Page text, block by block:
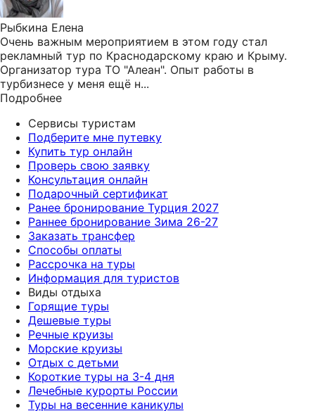
Рыбкина Елена
Очень важным мероприятием в этом году стал
рекламный тур по Краснодарскому краю и Крыму.
Организатор тура ТО "Алеан". Опыт работы в
турбизнесе у меня ещё н...
Подробнее
Сервисы туристам
Подберите мне путевку
Купить тур онлайн
Проверь свою заявку
Консультация онлайн
Подарочный сертификат
Ранее бронирование Турция 2027
Раннее бронирование Зима 26-27
Заказать трансфер
Способы оплаты
Рассрочка на туры
Информация для туристов
Виды отдыха
Горящие туры
Дешевые туры
Речные круизы
Морские круизы
Отдых с детьми
Короткие туры на 3-4 дня
Лечебные курорты России
Туры на весенние каникулы